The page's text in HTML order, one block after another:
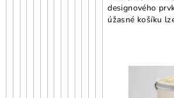
designového
úžasné košíku